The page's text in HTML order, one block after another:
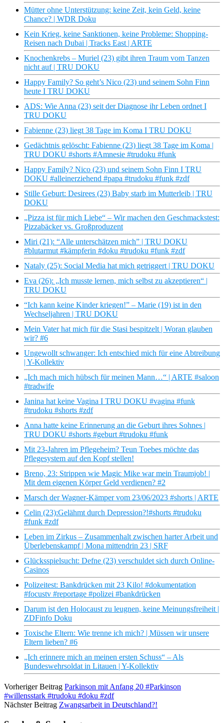
Mütter ohne Unterstützung: keine Zeit, kein Geld, keine
Chance? | WDR Doku
Kein Krieg, keine Sanktionen, keine Probleme: Shopping-
Reisen nach Dubai | Tracks East | ARTE
Knochenkrebs – Muriel (23) gibt ihren Traum vom Tanzen
nicht auf | TRU DOKU
Happy Family? So geht’s Nico (23) und seinem Sohn Finn
heute I TRU DOKU
ADS: Wie Anna (23) seit der Diagnose ihr Leben ordnet I
TRU DOKU
Fabienne (23) liegt 38 Tage im Koma I TRU DOKU
Gedächtnis gelöscht: Fabienne (23) liegt 38 Tage im Koma |
TRU DOKU #shorts #Amnesie #trudoku #funk
Happy Family? Nico (23) und seinem Sohn Finn I TRU
DOKU #alleinerziehend #papa #trudoku #funk #zdf
Stille Geburt: Desirees (23) Baby starb im Mutterleib | TRU
DOKU
„Pizza ist für mich Liebe“ – Wir machen den Geschmackstest:
Pizzabäcker vs. Großproduzent
Miri (21): “Alle unterschätzen mich” | TRU DOKU
#blutarmut #kämpferin #doku #trudoku #funk #zdf
Nataly (25): Social Media hat mich getriggert | TRU DOKU
Eva (26): „Ich musste lernen, mich selbst zu akzeptieren“ |
TRU DOKU
“Ich kann keine Kinder kriegen!” – Marie (19) ist in den
Wechseljahren | TRU DOKU
Mein Vater hat mich für die Stasi bespitzelt | Woran glauben
wir? #6
Ungewollt schwanger: Ich entschied mich für eine Abtreibung
| Y-Kollektiv
„Ich mach mich hübsch für meinen Mann…“ | ARTE #saloon
#tradwife
Janina hat keine Vagina I TRU DOKU #vagina #funk
#trudoku #shorts #zdf
Anna hatte keine Erinnerung an die Geburt ihres Sohnes |
TRU DOKU #shorts #geburt #trudoku #funk
Mit 23-Jahren im Pflegeheim? Teun Toebes möchte das
Pflegesystem auf den Kopf stellen!
Breno, 23: Strippen wie Magic Mike war mein Traumjob! |
Mit dem eigenen Körper Geld verdienen? #2
Marsch der Wagner-Kämper vom 23/06/2023 #shorts | ARTE
Celin (23):Gelähmt durch Depression?!#shorts #trudoku
#funk #zdf
Leben im Zirkus – Zusammenhalt zwischen harter Arbeit und
Überlebenskampf | Mona mittendrin 23 | SRF
Glücksspielsucht: Defne (23) verschuldet sich durch Online-
Casinos
Polizeitest: Bankdrücken mit 23 Kilo! #dokumentation
#focustv #reportage #polizei #bankdrücken
Darum ist den Holocaust zu leugnen, keine Meinungsfreiheit |
ZDFinfo Doku
Toxische Eltern: Wie trenne ich mich? | Müssen wir unsere
Eltern lieben? #6
„Ich erinnere mich an meinen ersten Schuss“ – Als
Bundeswehrsoldat in Litauen | Y-Kollektiv
Vorheriger Beitrag Parkinson mit Anfang 20 #Parkinson
#willensstark #trudoku #doku #zdf
Nächster Beitrag Zwangsarbeit in Deutschland?!